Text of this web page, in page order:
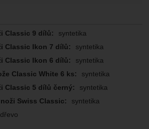
syntetika
syntetika
syntetika
syntetika
syntetika
syntetika
dřevo